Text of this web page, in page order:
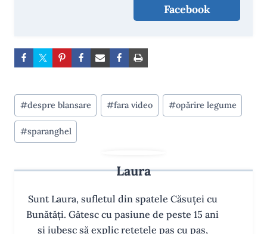
Facebook
Post
Tags:
#despre blansare #fara video #opărire legume
#sparanghel
Laura
Sunt Laura, sufletul din spatele Căsuței cu
Bunătăți. Gătesc cu pasiune de peste 15 ani
și iubesc să explic rețetele pas cu pas,